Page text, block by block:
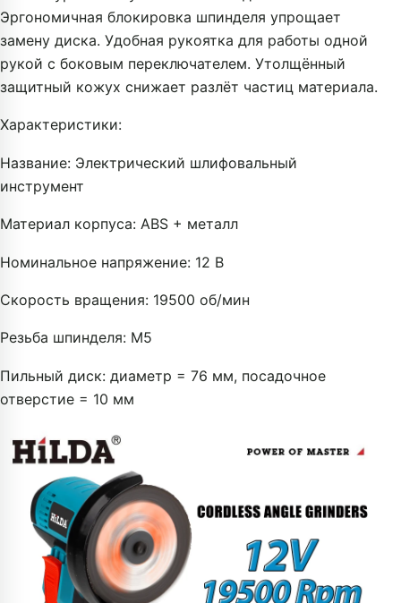
Эргономичная блокировка шпинделя упрощает
замену диска. Удобная рукоятка для работы одной
рукой с боковым переключателем. Утолщённый
защитный кожух снижает разлёт частиц материала.
Характеристики:
Название: Электрический шлифовальный
инструмент
Материал корпуса: ABS + металл
Номинальное напряжение: 12 В
Скорость вращения: 19500 об/мин
Резьба шпинделя: M5
Пильный диск: диаметр = 76 мм, посадочное
отверстие = 10 мм